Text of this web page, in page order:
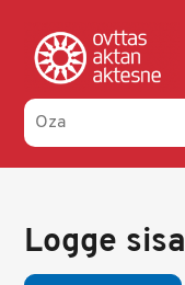
main
content
tabs
Logge sisa